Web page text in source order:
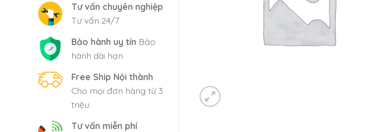
Tư vấn chuyên nghiệp
Tư vấn 24/7
Bảo hành uy tín Bảo
hành dài hạn
Free Ship Nội thành
Cho mọi đơn hàng từ 3
triệu.
Tư vấn miễn phí